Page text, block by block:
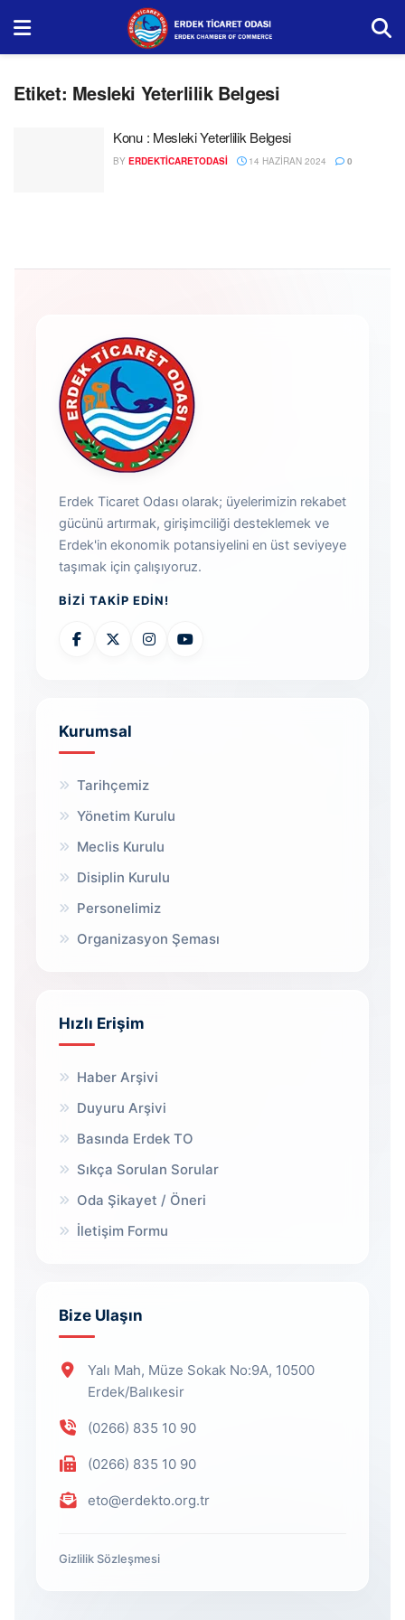
Etiket: Mesleki Yeterlilik Belgesi
Konu : Mesleki Yeterlilik Belgesi
BY ERDEKTICARETODASI 14 HAZIRAN 2024 0
Erdek Ticaret Odası olarak; üyelerimizin rekabet
gücünü artırmak, girişimciliği desteklemek ve
Erdek'in ekonomik potansiyelini en üst seviyeye
taşımak için çalışıyoruz.
BIZI TAKIP EDIN!
Kurumsal
Tarihçemiz
Yönetim Kurulu
Meclis Kurulu
Disiplin Kurulu
Personelimiz
Organizasyon Şeması
Hızlı Erişim
Haber Arşivi
Duyuru Arşivi
Basında Erdek TO
Sıkça Sorulan Sorular
Oda Şikayet / Öneri
İletişim Formu
Bize Ulaşın
Yalı Mah, Müze Sokak No:9A, 10500
Erdek/Balıkesir
(0266) 835 10 90
(0266) 835 10 90
eto@erdekto.org.tr
Gizlilik Sözleşmesi